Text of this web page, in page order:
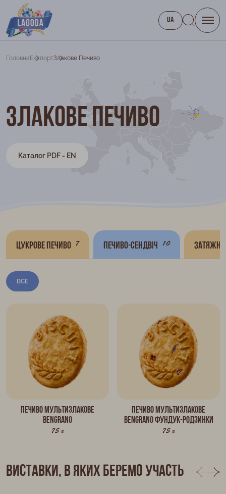
UA
Головна ЕкспортЗлакове Печиво
Злакове печиво
Каталог PDF - EN
Цукрове печиво 7 Печиво-сендвіч 10 Затяжне
ВСЕ
Печиво мультизлакове
BENGRANO
75 г
Печиво мультизлакове
BENGRANO фундук-родзинки
75 г
Виставки, в яких беремо участь